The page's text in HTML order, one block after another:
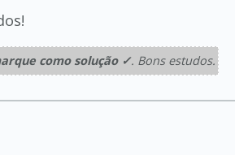
como solução ✓. Bons estudos.